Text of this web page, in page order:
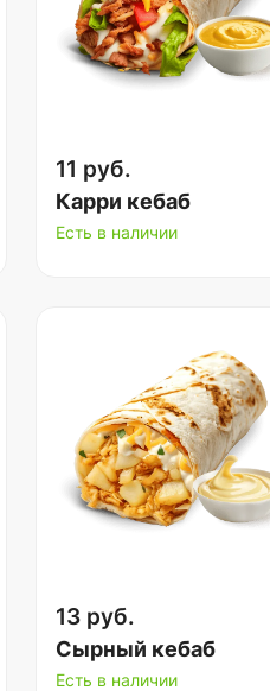
11 руб.
Карри кебаб
Есть в наличии
13 руб.
Сырный кебаб
Есть в наличии